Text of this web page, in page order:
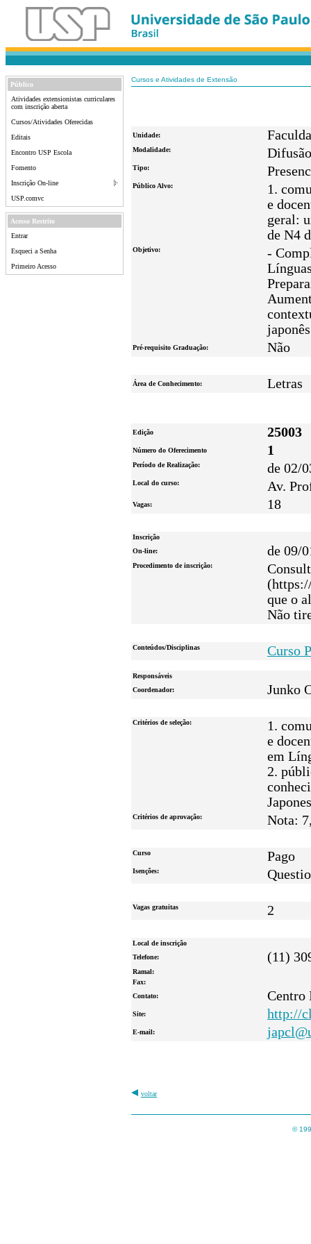
Público
Atividades extensionistas curriculares
com inscrição aberta
Cursos/Atividades Oferecidas
Editais
Encontro USP Escola
Fomento
Inscrição On-line
USP.comvc
Acesso Restrito
Entrar
Esqueci a Senha
Primeiro Acesso
Cursos e Atividades de Extensão
Unidade:
Modalidade: Difusão
Tipo:
Público Alvo:
1.
e
geral:
de N4
Objetivo:
-
Pré-requisito Graduação: Não
Área de Conhecimento: Letras
Edição 25003
Número do Oferecimento 1
Período de Realização: de 02/
Local do curso: Av.
Vagas: 18
Inscrição
On-line:
de 09/
Procedimento de inscrição:
que o
Não
Conteúdos/Disciplinas Curso
Responsáveis
Coordenador:
Junko
Critérios de seleção:
1.
e
em
2.
Critérios de aprovação: Nota:
Curso Pago
Isenções:
Vagas gratuitas 2
Local de inscrição
Telefone:
(11)
Ramal:
Fax:
Contato:
Centro
Site: http://
E-mail:
voltar
©